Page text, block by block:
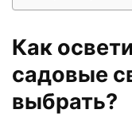
Как
садовые
выбрать?